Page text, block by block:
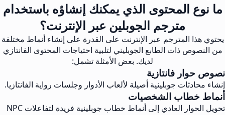
ما نوع المحتوى الذي يمكنك إنشاؤه باستخدام
مترجم الجوبلين عبر الإنترنت؟
يحتوي هذا المترجم عبر الإنترنت على القدرة على إنشاء أنماط مختلفة
من النصوص ذات الطابع الجوبليني لتلبية احتياجات المحتوى الفانتازي
لديك. بعض الأمثلة تشمل:
نصوص حوار فانتازية
إنشاء محادثات جوبلينية أصيلة لألعاب الأدوار وجلسات رواية الفانتازيا.
أنماط خطاب الشخصيات
تحويل الحوار العادي إلى أنماط خطاب جوبلينية فريدة لتفاعلات NPC